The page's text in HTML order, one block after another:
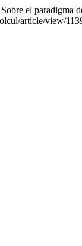
el paradigma
article/view/